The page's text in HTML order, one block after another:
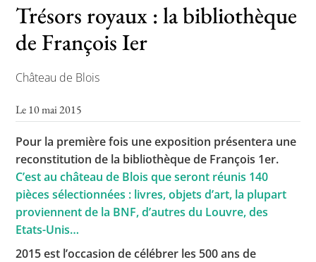
Les ateliers nationaux
Communiqués et motions
Lettre d’information de l’APHG
Toutes les actualités
Les rendez-vous de l’APHG
Concours de recrutement
Trésors royaux : la bibliothèque
de François Ier
Château de Blois
Le 10 mai 2015
Pour la première fois une exposition présentera une
reconstitution de la bibliothèque de François 1er.
C’est au château de Blois que seront réunis 140
pièces sélectionnées : livres, objets d’art, la plupart
proviennent de la BNF, d’autres du Louvre, des
Etats-Unis…
2015 est l’occasion de célébrer les 500 ans de